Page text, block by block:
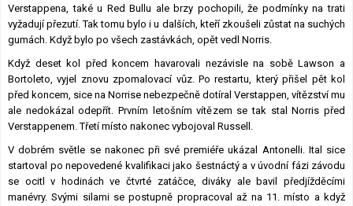
Verstappena, také u Red Bullu ale brzy pochopili, že podmínky na trati
vyžadují přezutí. Tak tomu bylo i u dalších, kteří zkoušeli zůstat na suchých
gumách. Když bylo po všech zastávkách, opět vedl Norris.
Když deset kol před koncem havarovali nezávisle na sobě Lawson a
Bortoleto, vyjel znovu zpomalovací vůz. Po restartu, který přišel pět kol
před koncem, sice na Norrise nebezpečně dotíral Verstappen, vítězství mu
ale nedokázal odepřít. Prvním letošním vítězem se tak stal Norris před
Verstappenem. Třetí místo nakonec vybojoval Russell.
V dobrém světle se nakonec při své premiéře ukázal Antonelli. Ital sice
startoval po nepovedené kvalifikaci jako šestnáctý a v úvodní fázi závodu
se ocitl v hodinách ve čtvrté zatáčce, diváky ale bavil předjížděcími
manévry. Svými silami se postupně propracoval až na 11. místo a když